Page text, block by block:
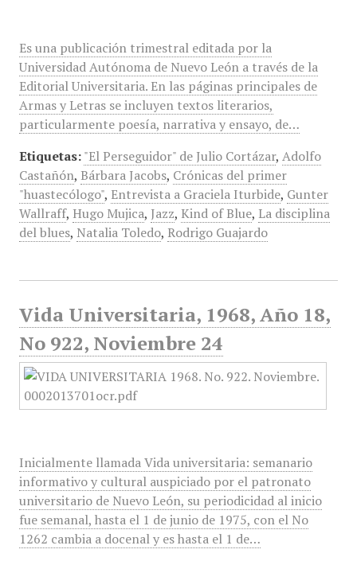
Es una publicación trimestral editada por la
Universidad Autónoma de Nuevo León a través de la
Editorial Universitaria. En las páginas principales de
Armas y Letras se incluyen textos literarios,
particularmente poesía, narrativa y ensayo, de…
Etiquetas: "El Perseguidor" de Julio Cortázar, Adolfo
Castañón, Bárbara Jacobs, Crónicas del primer
"huastecólogo", Entrevista a Graciela Iturbide, Gunter
Wallraff, Hugo Mujica, Jazz, Kind of Blue, La disciplina
del blues, Natalia Toledo, Rodrigo Guajardo
Vida Universitaria, 1968, Año 18,
No 922, Noviembre 24
Inicialmente llamada Vida universitaria: semanario
informativo y cultural auspiciado por el patronato
universitario de Nuevo León, su periodicidad al inicio
fue semanal, hasta el 1 de junio de 1975, con el No
1262 cambia a docenal y es hasta el 1 de…